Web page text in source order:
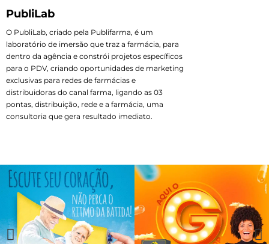
PubliLab
O PubliLab, criado pela Publifarma, é um
laboratório de imersão que traz a farmácia, para
dentro da agência e constrói projetos específicos
para o PDV, criando oportunidades de marketing
exclusivas para redes de farmácias e
distribuidoras do canal farma, ligando as 03
pontas, distribuição, rede e a farmácia, uma
consultoria que gera resultado imediato.